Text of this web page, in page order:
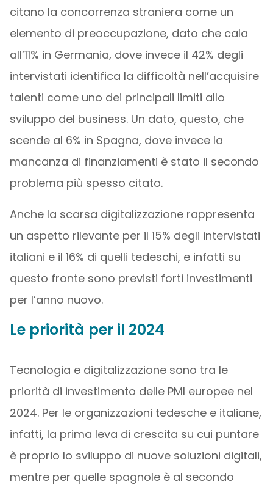
citano la concorrenza straniera come un
elemento di preoccupazione, dato che cala
all’11% in Germania, dove invece il 42% degli
intervistati identifica la difficoltà nell’acquisire
talenti come uno dei principali limiti allo
sviluppo del business. Un dato, questo, che
scende al 6% in Spagna, dove invece la
mancanza di finanziamenti è stato il secondo
problema più spesso citato.
Anche la scarsa digitalizzazione rappresenta
un aspetto rilevante per il 15% degli intervistati
italiani e il 16% di quelli tedeschi, e infatti su
questo fronte sono previsti forti investimenti
per l’anno nuovo.
Le priorità per il 2024
Tecnologia e digitalizzazione sono tra le
priorità di investimento delle PMI europee nel
2024. Per le organizzazioni tedesche e italiane,
infatti, la prima leva di crescita su cui puntare
è proprio lo sviluppo di nuove soluzioni digitali,
mentre per quelle spagnole è al secondo